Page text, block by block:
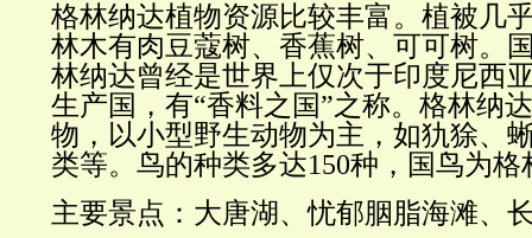
格林纳达植物资源比较丰富。植被几
林木有肉豆蔻树、香蕉树、可可树。
林纳达曾经是世界上仅次于印度尼西
生产国，有“香料之国”之称。格林纳
物，以小型野生动物为主，如犰狳、
类等。鸟的种类多达150种，国鸟为格
主要景点： 大唐湖、忧郁胭脂海滩、